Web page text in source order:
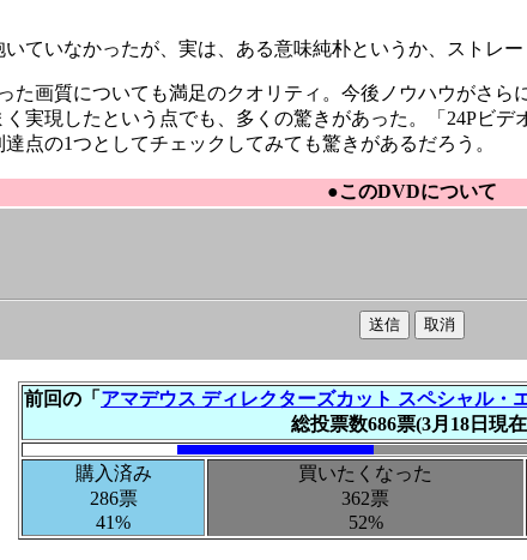
ていなかったが、実は、ある意味純朴というか、ストレー
画質についても満足のクオリティ。今後ノウハウがさら
実現したという点でも、多くの驚きがあった。「24Pビ
点の1つとしてチェックしてみても驚きがあるだろう。
●このDVDについて
前回の「 アマデウス ディレクターズカット スペシャル・
総投票数686票(3月18日現
購入済み
286票
41%
買いたくなった
362票
52%